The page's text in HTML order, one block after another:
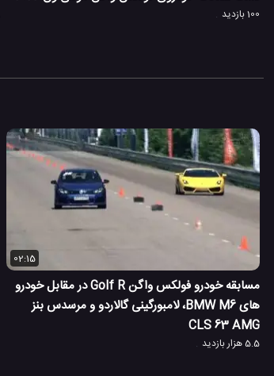
100 بازدید
02:15
مسابقه خودرو فولکس واگن Golf R در مقابل خودرو
های BMW M6، لامبورگینی گالاردو و مرسدس بنز
CLS 63 AMG
5.5 هزار بازدید